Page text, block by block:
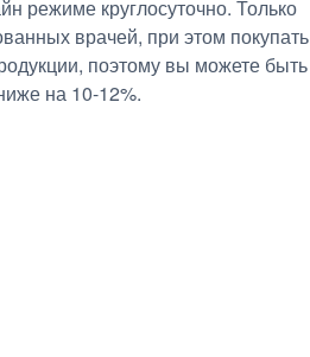
режиме круглосуточно. Только
врачей, при этом покупать
поэтому вы можете быть
на 10-12%.